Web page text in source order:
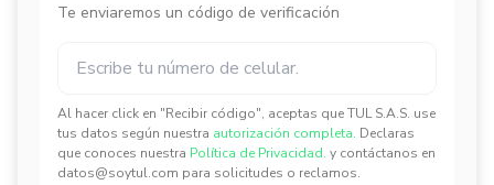
Te enviaremos un código de verificación
Al hacer click en "Recibir código", aceptas que TUL S.A.S. use
tus datos según nuestra autorización completa. Declaras
que conoces nuestra Política de Privacidad. y contáctanos en
datos@soytul.com para solicitudes o reclamos.
✕
✕